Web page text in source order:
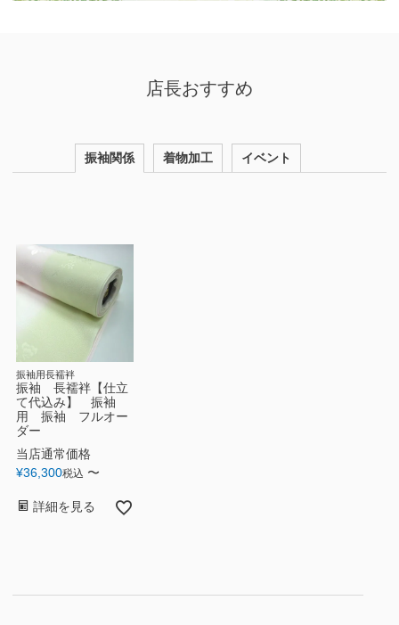
店長おすすめ
振袖関係 着物加工 イベント
振袖用長襦袢
振袖 長襦袢【仕立
て代込み】 振袖
用 振袖 フルオー
ダー
当店通常価格
¥36,300税込 〜
詳細を見る